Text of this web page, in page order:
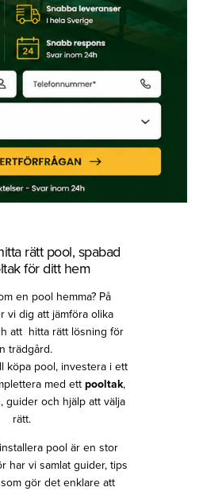
rätt pool, spabad
för ditt hem
en pool hemma? På
vi dig att jämföra olika
att hitta rätt lösning för
trädgård.
köpa pool, investera i ett
med ett pooltak,
guider och hjälp att välja
rätt.
pool är en stor
har vi samlat guider, tips
gör det enklare att